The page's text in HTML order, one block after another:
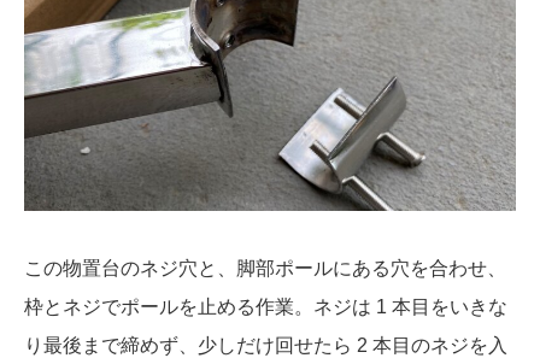
この物置台のネジ穴と、脚部ポールにある穴を合わせ、
枠とネジでポールを止める作業。ネジは 1 本目をいきな
り最後まで締めず、少しだけ回せたら 2 本目のネジを入